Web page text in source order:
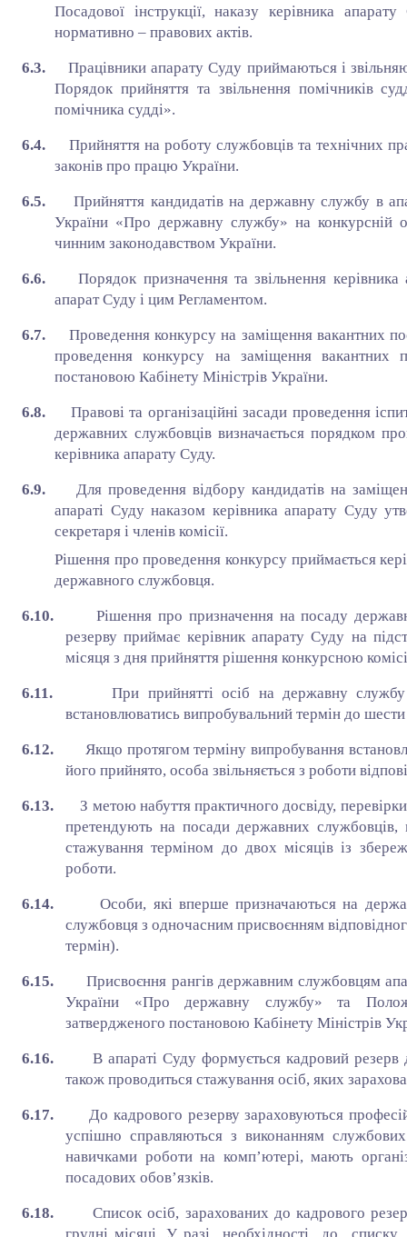
Посадової інструкції, наказу керівника
нормативно – правових актів.
6.3.Працівники апарату Суду приймаються і
Порядок прийняття та звільнення помічників
помічника судді».
6.4. Прийняття на роботу службовців та технічних
законів про працю України.
6.5.Прийняття кандидатів на державну службу в
України «Про державну службу» на конкурсній
чинним законодавством України.
6.6.Порядок призначення та звільнення
апарат Суду і цим Регламентом.
6.7. Проведення конкурсу на заміщення вакантних
проведення конкурсу на заміщення вакантних
постановою Кабінету Міністрів України.
6.8. Правові та організаційні засади проведення
державних службовців визначається порядком
керівника апарату Суду.
6.9.Для проведення відбору кандидатів на
апараті Суду наказом керівника апарату Суду
секретаря і членів комісії.
Рішення про проведення конкурсу приймається
державного службовця.
6.10.Рішення про призначення на посаду
резерву приймає керівник апарату Суду на
місяця з дня прийняття рішення конкурсною
6.11.При прийнятті осіб на державну
встановлюватись випробувальний термін до
6.12. Якщо протягом терміну випробування
його прийнято, особа звільняється з роботи
6.13.З метою набуття практичного досвіду,
претендують на посади державних
стажування терміном до двох місяців із
роботи.
6.14.Особи, які вперше призначаються на
службовця з одночасним присвоєнням
термін).
6.15.Присвоєння рангів державним службовцям
України «Про державну службу» та
затвердженого постановою Кабінету Міністрів
6.16. В апараті Суду формується кадровий
також проводиться стажування осіб, яких
6.17.До кадрового резерву зараховуються
успішно справляються з виконанням службових
навичками роботи на комп’ютері, мають
посадових обов’язків.
6.18.Список осіб, зарахованих до кадрового